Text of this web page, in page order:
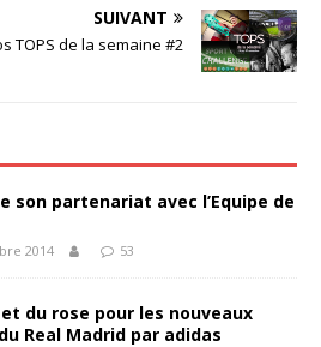
SUIVANT
TOPS de la semaine #2
son partenariat avec l’Equipe de
2014 53
du rose pour les nouveaux
Real Madrid par adidas